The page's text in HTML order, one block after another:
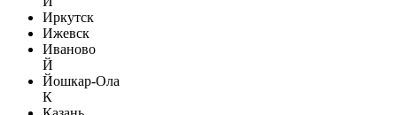
Иркутск
Ижевск
Иваново
Й
Йошкар-Ола
К